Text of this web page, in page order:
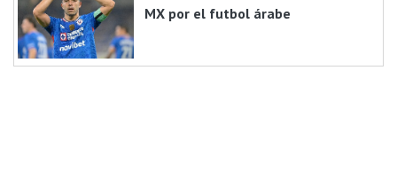
MX por el futbol árabe